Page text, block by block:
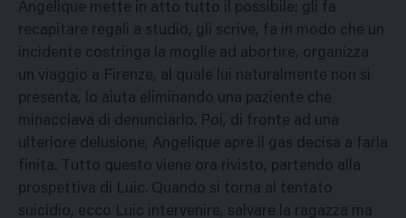
Angelique mette in atto tutto il possibile: gli fa
recapitare regali a studio, gli scrive, fa in modo che un
incidente costringa la moglie ad abortire, organizza
un viaggio a Firenze, al quale lui naturalmente non si
presenta, lo aiuta eliminando una paziente che
minacciava di denunciarlo. Poi, di fronte ad una
ulteriore delusione, Angelique apre il gas decisa a farla
finita. Tutto questo viene ora rivisto, partendo alla
prospettiva di Luic. Quando si torna al tentato
suicidio, ecco Luic intervenire, salvare la ragazza ma